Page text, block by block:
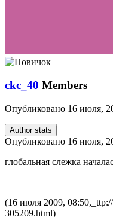
ckc_40 Members
Опубликовано 16 июля,
Author stats
Опубликовано 16 июля,
глобальная слежка
(16 июля 2009,
305209.html)